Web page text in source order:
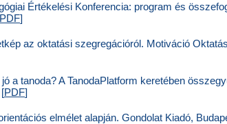
Értékelési Konferencia: program és
PDF]
az oktatási szegregációról. Motiváció
a tanoda? A TanodaPlatform keretében
PDF]
elmélet alapján. Gondolat Kiadó,